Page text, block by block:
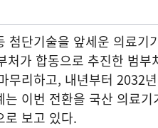
첨단기술을 앞세운 의료
처가 합동으로 추진한 범
무리하고, 내년부터 2032
는 이번 전환을 국산 의료
로 보고 있다.